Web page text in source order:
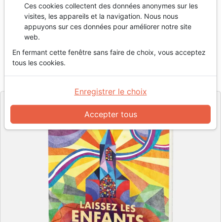
Laissez les enfants adorer
Les fondements bibliques en faveur de
l'inclusion des enfants au culte collectif
Jason Helopoulos
Ces cookies collectent des données anonymes sur les
visites, les appareils et la navigation. Nous nous
appuyons sur ces données pour améliorer notre site
web.
En fermant cette fenêtre sans faire de choix, vous acceptez
tous les cookies.
Accepter tous
Enregistrer le choix